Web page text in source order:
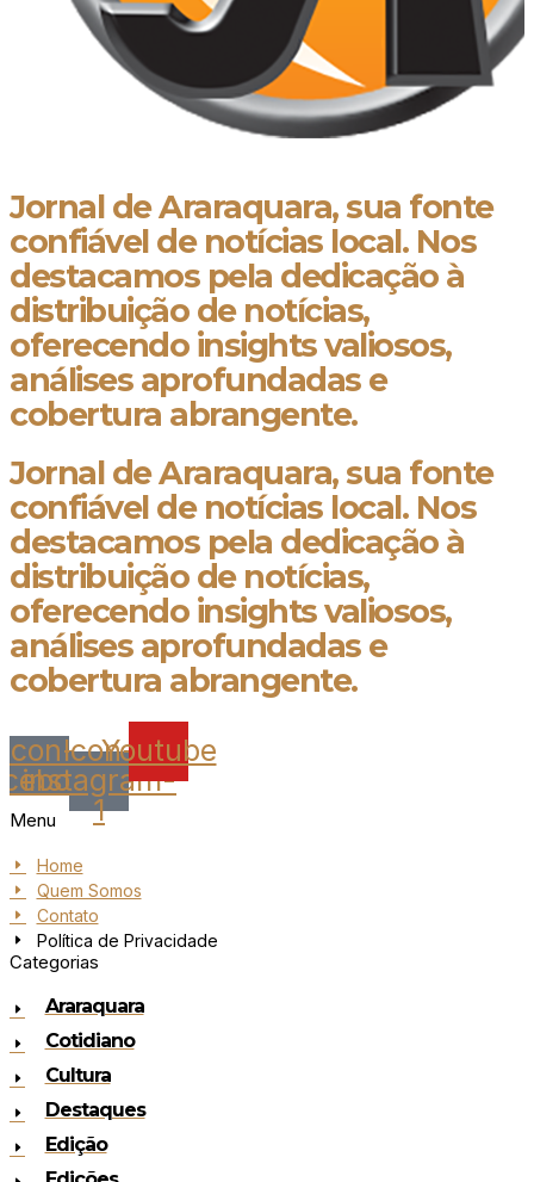
Jornal de Araraquara, sua fonte
confiável de notícias local. Nos
destacamos pela dedicação à
distribuição de notícias,
oferecendo insights valiosos,
análises aprofundadas e
cobertura abrangente.
Jornal de Araraquara, sua fonte
confiável de notícias local. Nos
destacamos pela dedicação à
distribuição de notícias,
oferecendo insights valiosos,
análises aprofundadas e
cobertura abrangente.
Icon-Icon-
instagram-
1
Youtube
Menu
Home
Quem Somos
Contato
Política de Privacidade
Categorias
Araraquara
Cotidiano
Cultura
Destaques
Edição